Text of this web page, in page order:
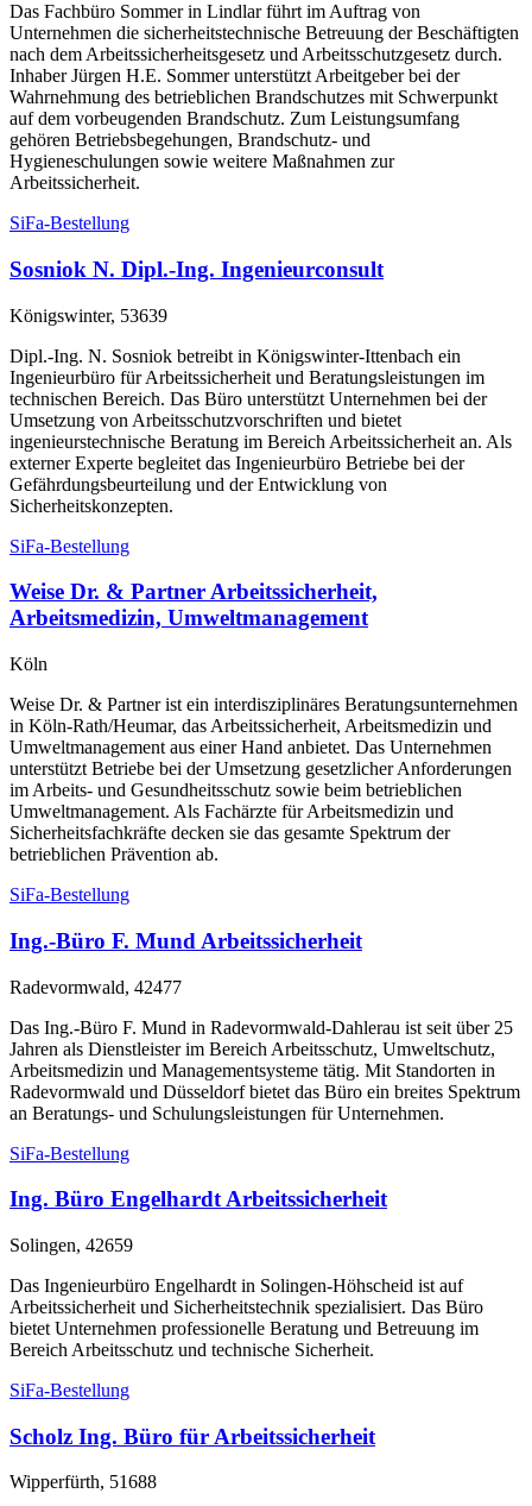
Das Fachbüro Sommer in Lindlar führt im Auftrag von
Unternehmen die sicherheitstechnische Betreuung der Beschäftigten
nach dem Arbeitssicherheitsgesetz und Arbeitsschutzgesetz durch.
Inhaber Jürgen H.E. Sommer unterstützt Arbeitgeber bei der
Wahrnehmung des betrieblichen Brandschutzes mit Schwerpunkt
auf dem vorbeugenden Brandschutz. Zum Leistungsumfang
gehören Betriebsbegehungen, Brandschutz- und
Hygieneschulungen sowie weitere Maßnahmen zur
Arbeitssicherheit.
SiFa-Bestellung
Sosniok N. Dipl.-Ing. Ingenieurconsult
Königswinter, 53639
Dipl.-Ing. N. Sosniok betreibt in Königswinter-Ittenbach ein
Ingenieurbüro für Arbeitssicherheit und Beratungsleistungen im
technischen Bereich. Das Büro unterstützt Unternehmen bei der
Umsetzung von Arbeitsschutzvorschriften und bietet
ingenieurstechnische Beratung im Bereich Arbeitssicherheit an. Als
externer Experte begleitet das Ingenieurbüro Betriebe bei der
Gefährdungsbeurteilung und der Entwicklung von
Sicherheitskonzepten.
SiFa-Bestellung
Weise Dr. & Partner Arbeitssicherheit,
Arbeitsmedizin, Umweltmanagement
Köln
Weise Dr. & Partner ist ein interdisziplinäres Beratungsunternehmen
in Köln-Rath/Heumar, das Arbeitssicherheit, Arbeitsmedizin und
Umweltmanagement aus einer Hand anbietet. Das Unternehmen
unterstützt Betriebe bei der Umsetzung gesetzlicher Anforderungen
im Arbeits- und Gesundheitsschutz sowie beim betrieblichen
Umweltmanagement. Als Fachärzte für Arbeitsmedizin und
Sicherheitsfachkräfte decken sie das gesamte Spektrum der
betrieblichen Prävention ab.
SiFa-Bestellung
Ing.-Büro F. Mund Arbeitssicherheit
Radevormwald, 42477
Das Ing.-Büro F. Mund in Radevormwald-Dahlerau ist seit über 25
Jahren als Dienstleister im Bereich Arbeitsschutz, Umweltschutz,
Arbeitsmedizin und Managementsysteme tätig. Mit Standorten in
Radevormwald und Düsseldorf bietet das Büro ein breites Spektrum
an Beratungs- und Schulungsleistungen für Unternehmen.
SiFa-Bestellung
Ing. Büro Engelhardt Arbeitssicherheit
Solingen, 42659
Das Ingenieurbüro Engelhardt in Solingen-Höhscheid ist auf
Arbeitssicherheit und Sicherheitstechnik spezialisiert. Das Büro
bietet Unternehmen professionelle Beratung und Betreuung im
Bereich Arbeitsschutz und technische Sicherheit.
SiFa-Bestellung
Scholz Ing. Büro für Arbeitssicherheit
Wipperfürth, 51688